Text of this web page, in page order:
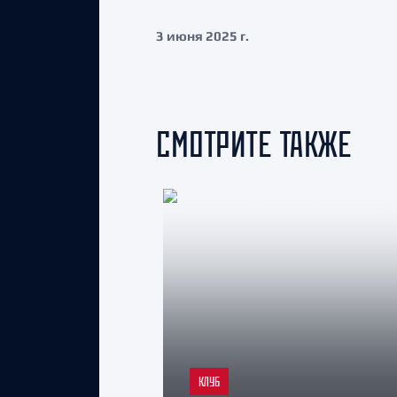
3 июня 2025 г.
СМОТРИТЕ ТАКЖЕ
КЛУБ